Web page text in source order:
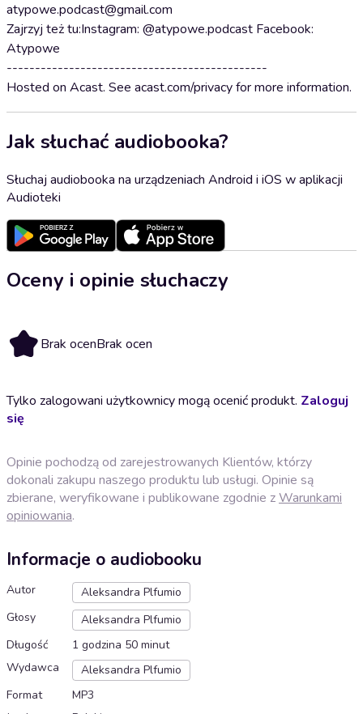
atypowe.podcast@gmail.com
Zajrzyj też tu:Instagram: @atypowe.podcast Facebook:
Atypowe
----------------------------------------------
Hosted on Acast. See acast.com/privacy for more information.
Jak słuchać audiobooka?
Słuchaj audiobooka na urządzeniach Android i iOS w aplikacji
Audioteki
Oceny i opinie słuchaczy
Brak ocenBrak ocen
Tylko zalogowani użytkownicy mogą ocenić produkt. Zaloguj
się
Opinie pochodzą od zarejestrowanych Klientów, którzy
dokonali zakupu naszego produktu lub usługi. Opinie są
zbierane, weryfikowane i publikowane zgodnie zWarunkami
opiniowania.
Informacje o audiobooku
Autor
Aleksandra Plfumio
Głosy
Aleksandra Plfumio
Długość
1 godzina 50 minut
Wydawca
Aleksandra Plfumio
Format
MP3